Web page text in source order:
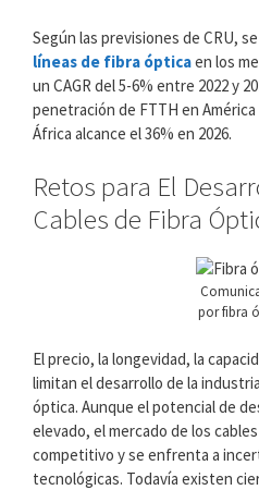
Según las previsiones de CRU,
líneas de fibra ópticaen los
un CAGR del 5-6% entre 2022 y
penetración de FTTH en
África alcance el 36% en 2026.
Retos para El
Cables de Fibra
por fibra
El precio, la longevidad, la
limitan el desarrollo de la
óptica. Aunque el potencial de
elevado, el mercado de los
competitivo y se enfrenta a
tecnológicas. Todavía existen